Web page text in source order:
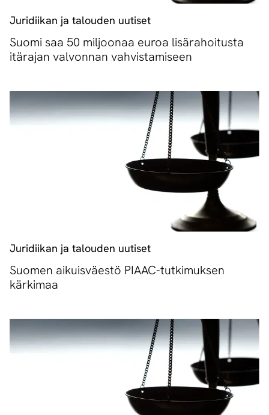
Juridiikan ja talouden uutiset
Suomi saa 50 miljoonaa euroa lisärahoitusta
itärajan valvonnan vahvistamiseen
Juridiikan ja talouden uutiset
Suomen aikuisväestö PIAAC-tutkimuksen
kärkimaa